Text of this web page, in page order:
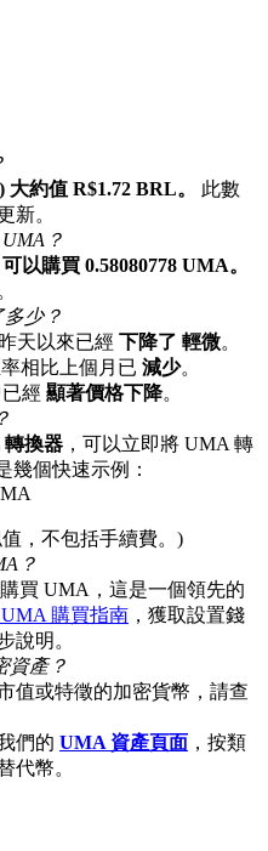
USDT 獎池！
約值 R$1.72 BRL。
此數
新。
？
以購買 0.58080778 UMA。
少？
天以來已經 下降了 輕微。
相比上個月已 減少。
經 顯著價格下降。
換器 ，可以立即將 UMA 轉
幾個快速示例：
，不包括手續費。)
？
買 UMA，這是一個領先的
購買指南 ，獲取設置錢
說明。
資產？
值或特徵的加密貨幣，請查
們的 UMA 資產頁面 ，按類
代幣。